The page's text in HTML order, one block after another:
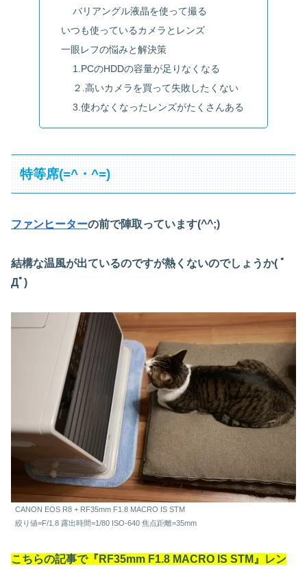
バリアングル液晶を使って撮る
いつも使っているカメラとレンズ
一眼レフの悩みと解決策
1.PCのHDDの容量が足りなくなる
２.高いカメラを買って失敗したくない
3.使わなくなったレンズがたくさんある
特等席(=^・^=)
ファンヒーターの前で陣取っています(^^;)
結構な温風が出ているのですが熱くないのでしょうか( ﾟ
Дﾟ)
CANON EOS R8 + RF35mm F1.8 MACRO IS STM
絞り値=F/1.8 露出時間=1/80 ISO-640 焦点距離=35mm
こちらの記事で『RF35mm F1.8 MACRO IS STM』レン